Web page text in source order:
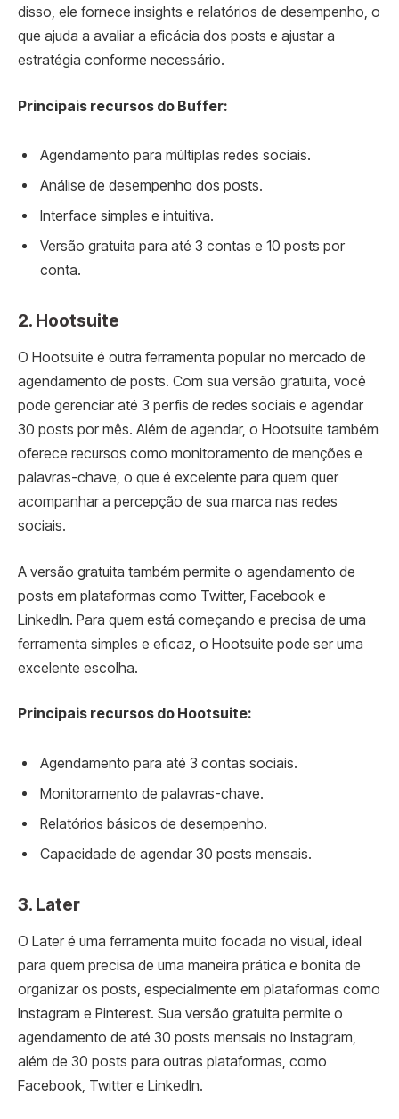
disso, ele fornece insights e relatórios de desempenho, o
que ajuda a avaliar a eficácia dos posts e ajustar a
estratégia conforme necessário.
Principais recursos do Buffer:
Agendamento para múltiplas redes sociais.
Análise de desempenho dos posts.
Interface simples e intuitiva.
Versão gratuita para até 3 contas e 10 posts por
conta.
2. Hootsuite
O Hootsuite é outra ferramenta popular no mercado de
agendamento de posts. Com sua versão gratuita, você
pode gerenciar até 3 perfis de redes sociais e agendar
30 posts por mês. Além de agendar, o Hootsuite também
oferece recursos como monitoramento de menções e
palavras-chave, o que é excelente para quem quer
acompanhar a percepção de sua marca nas redes
sociais.
A versão gratuita também permite o agendamento de
posts em plataformas como Twitter, Facebook e
LinkedIn. Para quem está começando e precisa de uma
ferramenta simples e eficaz, o Hootsuite pode ser uma
excelente escolha.
Principais recursos do Hootsuite:
Agendamento para até 3 contas sociais.
Monitoramento de palavras-chave.
Relatórios básicos de desempenho.
Capacidade de agendar 30 posts mensais.
3. Later
O Later é uma ferramenta muito focada no visual, ideal
para quem precisa de uma maneira prática e bonita de
organizar os posts, especialmente em plataformas como
Instagram e Pinterest. Sua versão gratuita permite o
agendamento de até 30 posts mensais no Instagram,
além de 30 posts para outras plataformas, como
Facebook, Twitter e LinkedIn.